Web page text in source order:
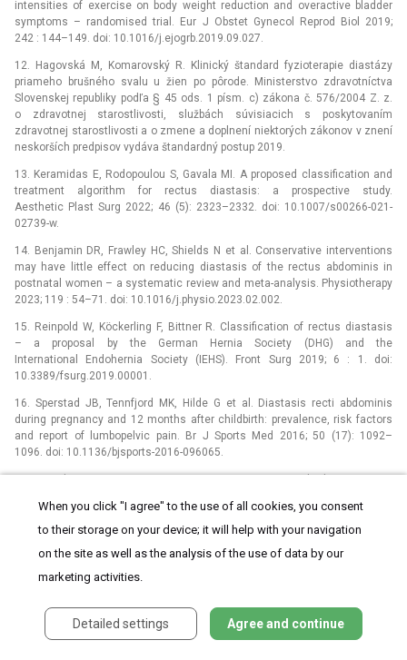
intensities of exercise on body weight reduction and overactive bladder
symptoms –⁠ randomised trial. Eur J Obstet Gynecol Reprod Biol 2019;
242 : 144–149. doi: 10.1016/j.ejogrb.2019.09.027.
12. Hagovská M, Komarovský R. Klinický štandard fyzioterapie diastázy
priameho brušného svalu u žien po pôrode. Ministerstvo zdravotníctva
Slovenskej republiky podľa § 45 ods. 1 písm. c) zákona č. 576/2004 Z. z.
o zdravotnej starostlivosti, službách súvisiacich s poskytovaním
zdravotnej starostlivosti a o zmene a doplnení niektorých zákonov v znení
neskorších predpisov vydáva štandardný postup 2019.
13. Keramidas E, Rodopoulou S, Gavala MI. A proposed classification and
treatment algorithm for rectus diastasis: a prospective study.
Aesthetic Plast Surg 2022; 46 (5): 2323–2332. doi: 10.1007/s00266-021-
02739-w.
14. Benjamin DR, Frawley HC, Shields N et al. Conservative interventions
may have little effect on reducing diastasis of the rectus abdominis in
postnatal women –⁠ a systematic review and meta-analysis. Physiotherapy
2023; 119 : 54–71. doi: 10.1016/j.physio.2023.02.002.
15. Reinpold W, Köckerling F, Bittner R. Classification of rectus diastasis
–⁠ a proposal by the German Hernia Society (DHG) and the
International Endohernia Society (IEHS). Front Surg 2019; 6 : 1. doi:
10.3389/fsurg.2019.00001.
16. Sperstad JB, Tennfjord MK, Hilde G et al. Diastasis recti abdominis
during pregnancy and 12 months after childbirth: prevalence, risk factors
and report of lumbopelvic pain. Br J Sports Med 2016; 50 (17): 1092–
1096. doi: 10.1136/bjsports-2016-096065.
their measurement properties and meta-analytic reliability generalisation.
Man Ther 2016; 21 : 41–53. doi: 10.1016/j.math.2015.09.013.
18. Avery K, Donovan J, Peters TJ et al. ICIQ: a brief and robust measure for
evaluating the symptoms and impact of urinary incontinence.
19. Kolář P et al. Rehabilitace v klinické praxi. 1. vyd. Praha: Galén 2019.
20. Gluppe S, Hilde G, Tennfjord MK et al. Effect of a postpartum training
When you click "I agree" to the use of all cookies, you consent
to their storage on your device; it will help with your navigation
on the site as well as the analysis of the use of data by our
marketing activities.
Detailed settings Agree and continue